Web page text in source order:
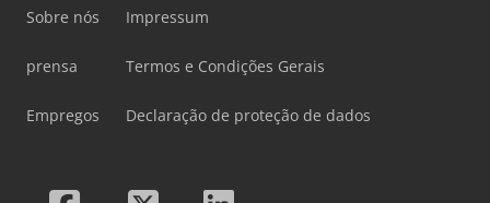
Sobre nós
prensa
Empregos
Impressum
Termos e Condições Gerais
Declaração de proteção de dados